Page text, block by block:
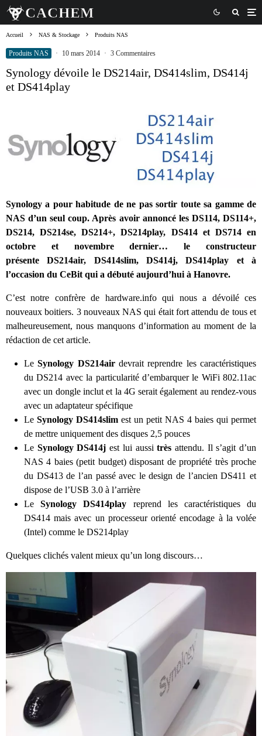
Accueil NAS & Stockage Produits NAS
Produits NAS · 10 mars 2014 · 3 Commentaires
Synology dévoile le DS214air, DS414slim, DS414j
et DS414play
Synology a pour habitude de ne pas sortir toute sa gamme de
NAS d’un seul coup. Après avoir annoncé les DS114, DS114+,
DS214,DS214se,DS214+,DS214play, DS414 et DS714 en
octobre et novembre dernier… le constructeur
présente DS214air, DS414slim,DS414j, DS414play et à
l’occasion du CeBit qui a débuté aujourd’hui à Hanovre.
C’est notre confrère de hardware.info qui nous a dévoilé ces
nouveaux boitiers. 3 nouveaux NAS qui était fort attendu de tous et
malheureusement, nous manquons d’information au moment de la
rédaction de cet article.
LeSynology DS214airdevrait reprendre les caractéristiques
du DS214 avec la particularité d’embarquer le WiFi 802.11ac
avec un dongle inclut et la 4G serait également au rendez-vous
avec un adaptateur spécifique
Le Synology DS414slim est un petit NAS 4 baies qui permet
de mettre uniquement des disques 2,5 pouces
Le Synology DS414j est lui aussitrès attendu. Il s’agit d’un
NAS 4 baies (petit budget) disposant de propriété très proche
du DS413 de l’an passé avec le design de l’ancien DS411 et
dispose de l’USB 3.0 à l’arrière
LeSynology DS414play reprend les caractéristiques du
DS414 mais avec un processeur orienté encodage à la volée
(Intel) comme le DS214play
Quelques clichés valent mieux qu’un long discours…